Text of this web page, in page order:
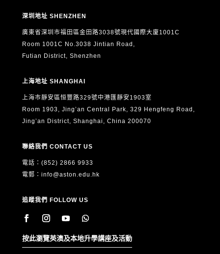
深圳地址 SHENZHEN
廣東省深圳市福田區金田路3038號現代國際大廈1001C
Room 1001C No.3038 Jintian Road,
Futian District, Shenzhen
上海地址 SHANGHAI
上海市靜安區恒豐路329號中港匯靜安1903室
Room 1903, Jing’an Central Park, 329 Hengfeng Road,
Jing’an District, Shanghai, China 200070
聯絡我們 CONTACT US
電話：(852) 2866 9933
電郵： info@aston.edu.hk
追蹤我們 FOLLOW US
按此瀏覽英澳及本地升學講座及活動